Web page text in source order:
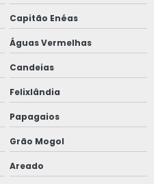
22000
de resíduos
qualidade
elaboração de relatório de
Capitão Enéas
Águas Vermelhas
Candeias
Felixlândia
Papagaios
Grão Mogol
Areado